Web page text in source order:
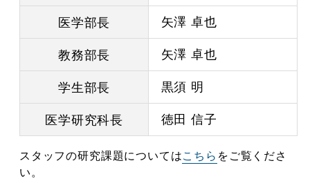
医学部長
矢澤 卓也
教務部長
矢澤 卓也
学生部長
黒須 明
医学研究科長
徳田 信子
スタッフの研究課題についてはこちら をご覧くださ
い。